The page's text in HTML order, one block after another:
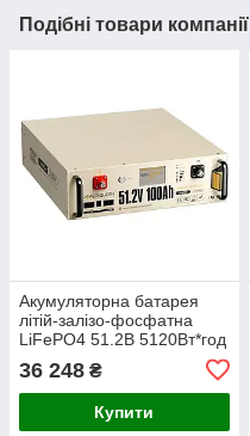
Подібні товари компанії
Акумуляторна батарея
літій-залізо-фосфатна
LiFePO4 51.2В 5120Вт*год
Power Queen P51.2V100-
100-COM-16-S3U монтаж
в стійку 19"
36 248 ₴
Купити